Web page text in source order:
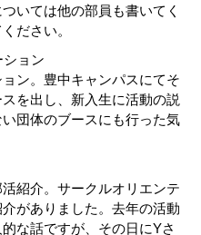
いては他の部員も書いてく
ださい。
ョン
ン。豊中キャンパスにてそ
を出し、新入生に活動の説
団体のブースにも行った気
紹介。サークルオリエンテ
がありました。去年の活動
な話ですが、その日にYさ